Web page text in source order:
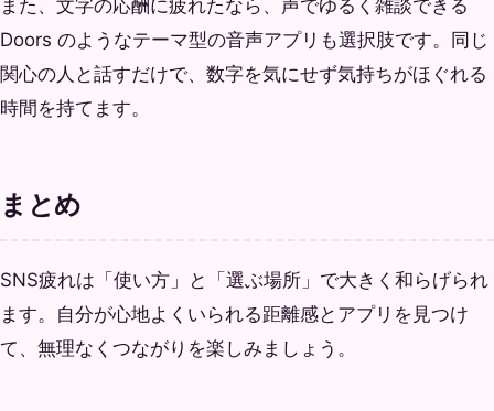
また、文字の応酬に疲れたなら、声でゆるく雑談できる
Doors のようなテーマ型の音声アプリも選択肢です。同じ
関心の人と話すだけで、数字を気にせず気持ちがほぐれる
時間を持てます。
まとめ
SNS疲れは「使い方」と「選ぶ場所」で大きく和らげられ
ます。自分が心地よくいられる距離感とアプリを見つけ
て、無理なくつながりを楽しみましょう。